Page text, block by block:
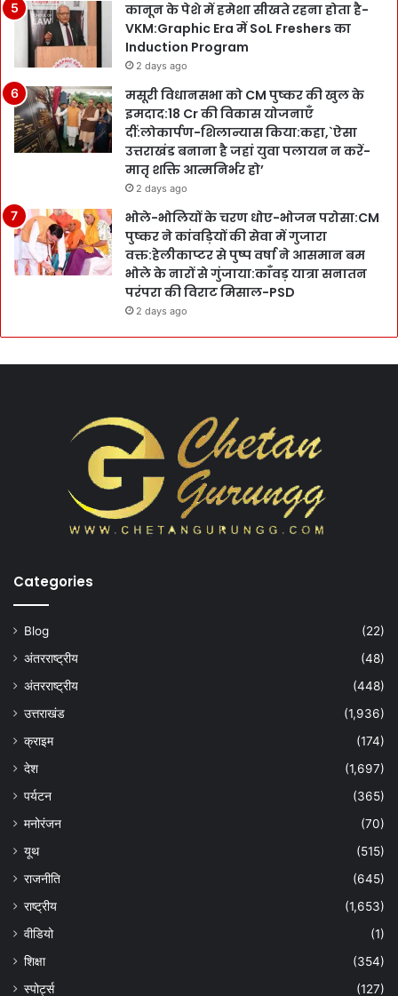
कानून के पेशे में हमेशा सीखते रहना होता है-
VKM:Graphic Era में SoL Freshers का
Induction Program
2 days ago
मसूरी विधानसभा को CM पुष्कर की खुल के
इमदाद:18 Cr की विकास योजनाएँ
दीं:लोकार्पण-शिलान्यास किया:कहा,`ऐसा
उत्तराखंड बनाना है जहां युवा पलायन न करें-
मातृ शक्ति आत्मनिर्भर हो’
2 days ago
भोले-भोलियों के चरण धोए-भोजन परोसा:CM
पुष्कर ने कांवड़ियों की सेवा में गुजारा
वक्त:हेलीकाप्टर से पुष्प वर्षा ने आसमान बम
भोले के नारों से गुंजाया:काँवड़ यात्रा सनातन
परंपरा की विराट मिसाल-PSD
2 days ago
Categories
Blog
(22)
अंतरराष्ट्रीय
(48)
अंतरराष्ट्रीय
(448)
उत्तराखंड
(1,936)
क्राइम
(174)
देश
(1,697)
पर्यटन
(365)
मनोरंजन
(70)
यूथ
(515)
राजनीति
(645)
राष्ट्रीय
(1,653)
वीडियो
(1)
शिक्षा
(354)
स्पोर्ट्स
(127)